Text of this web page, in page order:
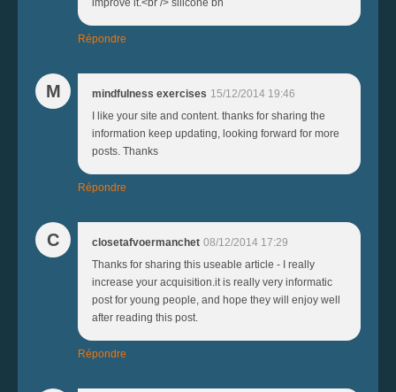
improve it.<br /> silicone bh
Répondre
M mindfulness exercises 15/12/2014 19:46
I like your site and content. thanks for sharing the
information keep updating, looking forward for more
posts. Thanks
Répondre
C closetafvoermanchet 08/12/2014 17:29
Thanks for sharing this useable article - I really
increase your acquisition.it is really very informatic
post for young people, and hope they will enjoy well
after reading this post.
Répondre